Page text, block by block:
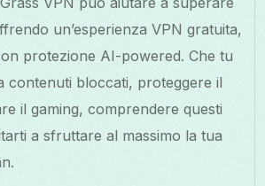
un’esperienza VPN gratuita,
protezione AI-powered. Che tu
contenuti bloccati, proteggere il
il gaming, comprendere questi
a sfruttare al massimo la tua